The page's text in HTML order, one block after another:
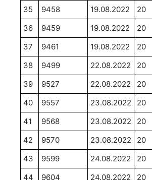
35
9458 19.08.2022 20
36
9459 19.08.2022 20
37
9461 19.08.2022 20
38
9499 22.08.2022 20
39
9527 22.08.2022 20
40
9557 23.08.2022 20
41
9568 23.08.2022 20
42
9570 23.08.2022 20
43
9599 24.08.2022 20
44
9604 24.08.2022 20